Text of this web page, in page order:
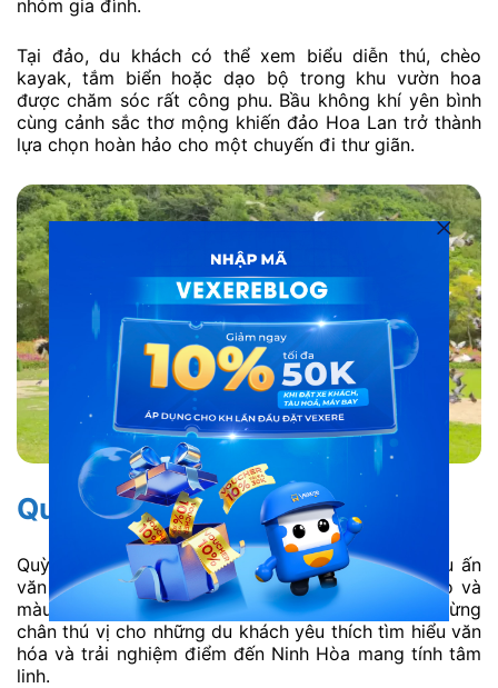
nhóm gia đình.
Tại đảo, du khách có thể xem biểu diễn thú, chèo
kayak, tắm biển hoặc dạo bộ trong khu vườn hoa
được chăm sóc rất công phu. Bầu không khí yên bình
cùng cảnh sắc thơ mộng khiến đảo Hoa Lan trở thành
lựa chọn hoàn hảo cho một chuyến đi thư giãn.
Quỳnh Phủ Hội Quán
Quỳnh Phủ Hội Quán là công trình mang đậm dấu ấn
văn hóa Hoa – Việt, nổi bật với kiến trúc tinh xảo và
màu sắc truyền thống đặc trưng. Nơi đây là điểm dừng
chân thú vị cho những du khách yêu thích tìm hiểu văn
hóa và trải nghiệm điểm đến Ninh Hòa mang tính tâm
linh.